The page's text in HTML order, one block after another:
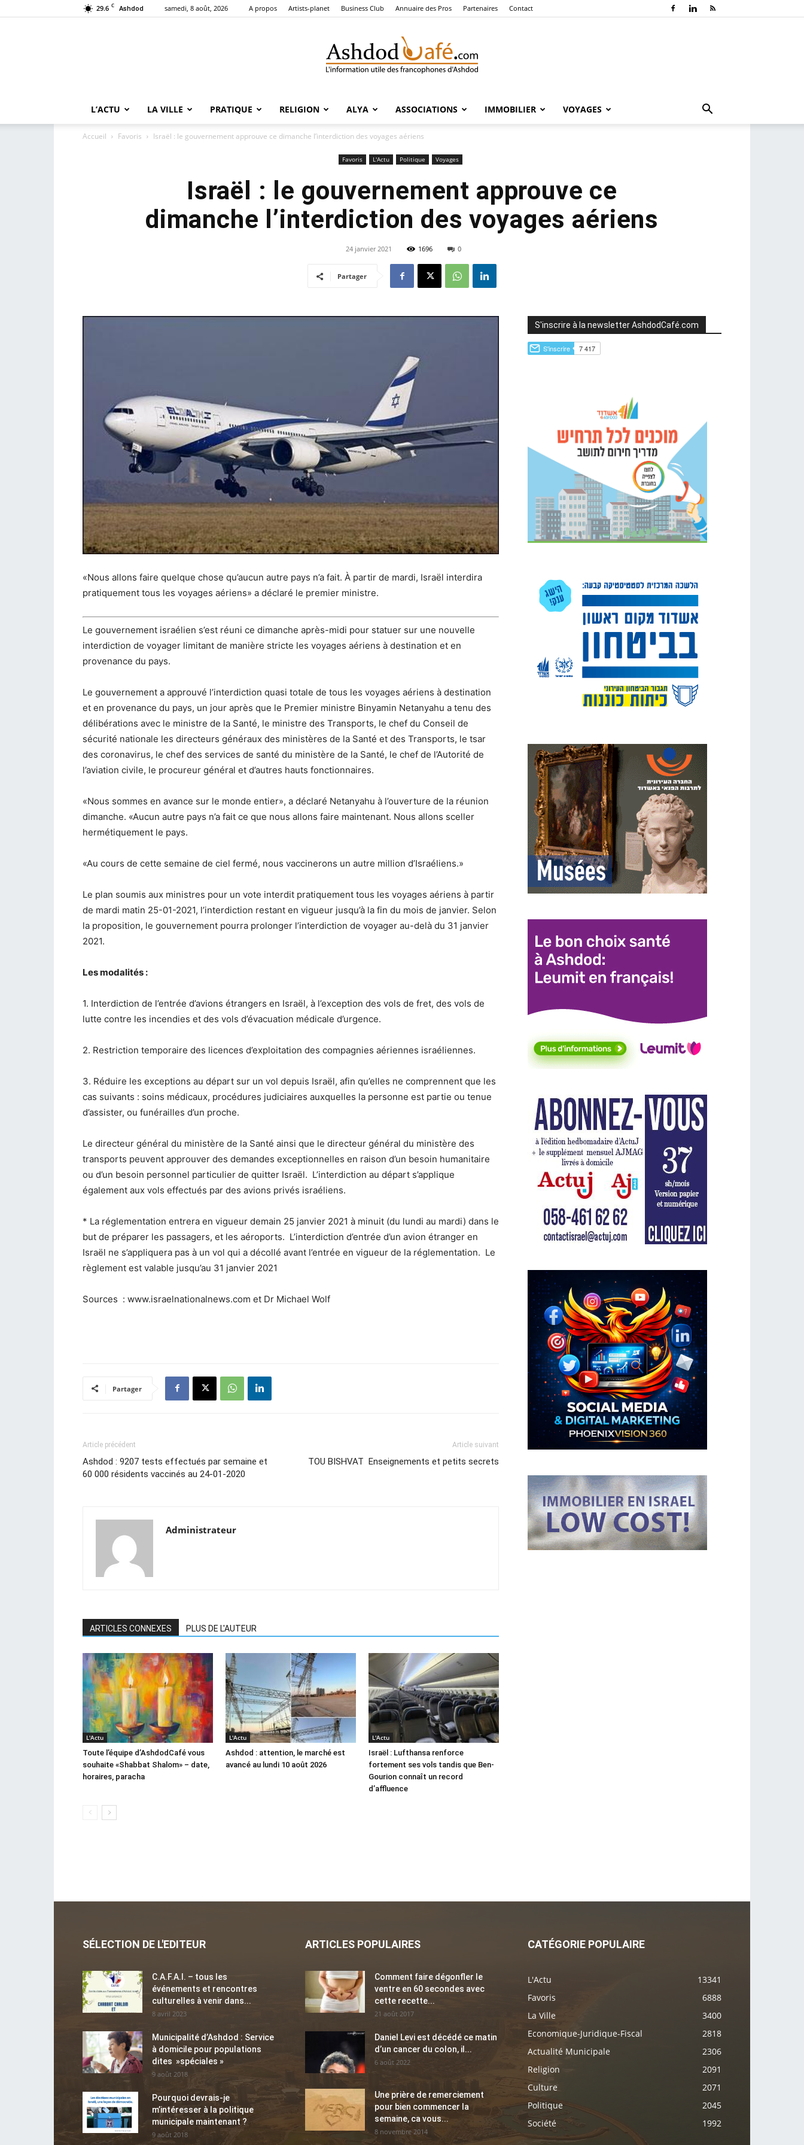
29.6 C Ashdod samedi, 8 août, 2026 A propos Artists-planet Business Club Annuaire des Pros Partenaires Contact
Café
L’ACTU LA VILLE PRATIQUE RELIGION ALYA ASSOCIATIONS IMMOBILIER VOYAGES
Accueil Favoris Israël : le gouvernement approuve ce dimanche l’interdiction des voyages aériens
Favoris L'Actu Politique Voyages
Israël : le gouvernement approuve ce
dimanche l’interdiction des voyages aériens
24 janvier 2021 1696 0
Partager
«Nous allons faire quelque chose qu’aucun autre pays n’a fait. À partir de mardi, Israël interdira
pratiquement tous les voyages aériens» a déclaré le premier ministre.
Le gouvernement israélien s’est réuni ce dimanche après-midi pour statuer sur une nouvelle
interdiction de voyager limitant de manière stricte les voyages aériens à destination et en
provenance du pays.
Le gouvernement a approuvé l’interdiction quasi totale de tous les voyages aériens à destination
et en provenance du pays, un jour après que le Premier ministre Binyamin Netanyahu a tenu des
délibérations avec le ministre de la Santé, le ministre des Transports, le chef du Conseil de
sécurité nationale les directeurs généraux des ministères de la Santé et des Transports, le tsar
des coronavirus, le chef des services de santé du ministère de la Santé, le chef de l’Autorité de
l’aviation civile, le procureur général et d’autres hauts fonctionnaires.
«Nous sommes en avance sur le monde entier», a déclaré Netanyahu à l’ouverture de la réunion
dimanche. «Aucun autre pays n’a fait ce que nous allons faire maintenant. Nous allons sceller
hermétiquement le pays.
«Au cours de cette semaine de ciel fermé, nous vaccinerons un autre million d’Israéliens.»
Le plan soumis aux ministres pour un vote interdit pratiquement tous les voyages aériens à partir
de mardi matin 25-01-2021, l’interdiction restant en vigueur jusqu’à la fin du mois de janvier. Selon
la proposition, le gouvernement pourra prolonger l’interdiction de voyager au-delà du 31 janvier
2021.
Les modalités :
1. Interdiction de l’entrée d’avions étrangers en Israël, à l’exception des vols de fret, des vols de
lutte contre les incendies et des vols d’évacuation médicale d’urgence.
2. Restriction temporaire des licences d’exploitation des compagnies aériennes israéliennes.
3. Réduire les exceptions au départ sur un vol depuis Israël, afin qu’elles ne comprennent que les
cas suivants : soins médicaux, procédures judiciaires auxquelles la personne est partie ou tenue
d’assister, ou funérailles d’un proche.
Le directeur général du ministère de la Santé ainsi que le directeur général du ministère des
transports peuvent approuver des demandes exceptionnelles en raison d’un besoin humanitaire
ou d’un besoin personnel particulier de quitter Israël. L’interdiction au départ s’applique
également aux vols effectués par des avions privés israéliens.
* La réglementation entrera en vigueur demain 25 janvier 2021 à minuit (du lundi au mardi) dans le
but de préparer les passagers, et les aéroports. L’interdiction d’entrée d’un avion étranger en
Israël ne s’appliquera pas à un vol qui a décollé avant l’entrée en vigueur de la réglementation. Le
règlement est valable jusqu’au 31 janvier 2021
Sources : www.israelnationalnews.com et Dr Michael Wolf
Partager
Article précédent
Ashdod : 9207 tests effectués par semaine et
60 000 résidents vaccinés au 24-01-2020
Article suivant
TOU BISHVAT Enseignements et petits secrets
Administrateur
ARTICLES CONNEXES PLUS DE L'AUTEUR
L'Actu
Toute l’équipe d’AshdodCafé vous
souhaite «Shabbat Shalom» – date,
horaires, paracha
L'Actu
Ashdod : attention, le marché est
avancé au lundi 10 août 2026
L'Actu
Israël : Lufthansa renforce
fortement ses vols tandis que Ben-
Gourion connaît un record
d’affluence
S'inscrire à la newsletter AshdodCafé.com
SÉLECTION DE L'EDITEUR
C.A.F.A.I. – tous les
événements et rencontres
culturelles à venir dans...
8 avril 2023
Municipalité d’Ashdod : Service
à domicile pour populations
dites »spéciales »
9 août 2018
Pourquoi devrais-je
m’intéresser à la politique
municipale maintenant ?
9 août 2018
ARTICLES POPULAIRES
Comment faire dégonfler le
ventre en 60 secondes avec
cette recette...
21 août 2017
Daniel Levi est décédé ce matin
d’un cancer du colon, il...
6 août 2022
Une prière de remerciement
pour bien commencer la
semaine, ca vous...
8 novembre 2014
CATÉGORIE POPULAIRE
L'Actu
13341
Favoris
6888
La Ville
3400
Economique-Juridique-Fiscal
2818
Actualité Municipale
2306
Religion
2091
Culture
2071
Politique
2045
Société
1992